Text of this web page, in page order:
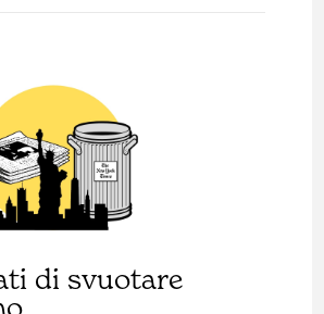
di svuotare